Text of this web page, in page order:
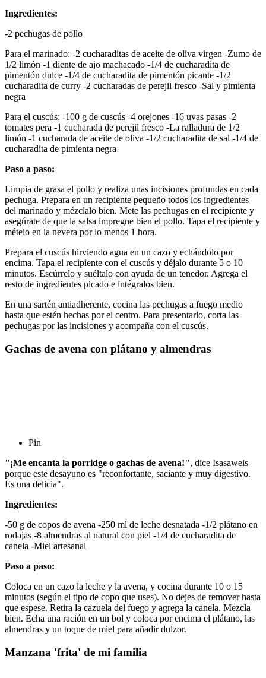
Ingredientes:
-2 pechugas de pollo
Para el marinado: -2 cucharaditas de aceite de oliva virgen -Zumo de
1/2 limón -1 diente de ajo machacado -1/4 de cucharadita de
pimentón dulce -1/4 de cucharadita de pimentón picante -1/2
cucharadita de curry -2 cucharadas de perejil fresco -Sal y pimienta
negra
Para el cuscús: -100 g de cuscús -4 orejones -16 uvas pasas -2
tomates pera -1 cucharada de perejil fresco -La ralladura de 1/2
limón -1 cucharada de aceite de oliva -1/2 cucharadita de sal -1/4 de
cucharadita de pimienta negra
Paso a paso:
Limpia de grasa el pollo y realiza unas incisiones profundas en cada
pechuga. Prepara en un recipiente pequeño todos los ingredientes
del marinado y mézclalo bien. Mete las pechugas en el recipiente y
asegúrate de que la salsa impregne bien el pollo. Tapa el recipiente y
mételo en la nevera por lo menos 1 hora.
Prepara el cuscús hirviendo agua en un cazo y echándolo por
encima. Tapa el recipiente con el cuscús y déjalo durante 5 o 10
minutos. Escúrrelo y suéltalo con ayuda de un tenedor. Agrega el
resto de ingredientes picado e intégralos bien.
En una sartén antiadherente, cocina las pechugas a fuego medio
hasta que estén hechas por el centro. Para presentarlo, corta las
pechugas por las incisiones y acompaña con el cuscús.
Gachas de avena con plátano y almendras
Pin
"¡Me encanta la porridge o gachas de avena!", dice Isasaweis
porque este desayuno es "reconfortante, saciante y muy digestivo.
Es una delicia".
Ingredientes:
-50 g de copos de avena -250 ml de leche desnatada -1/2 plátano en
rodajas -8 almendras al natural con piel -1/4 de cucharadita de
canela -Miel artesanal
Paso a paso:
Coloca en un cazo la leche y la avena, y cocina durante 10 o 15
minutos (según el tipo de copo que uses). No dejes de remover hasta
que espese. Retira la cazuela del fuego y agrega la canela. Mezcla
bien. Echa una ración en un bol y coloca por encima el plátano, las
almendras y un toque de miel para añadir dulzor.
Manzana 'frita' de mi familia